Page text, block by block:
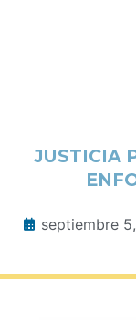
JUSTICIA
septiembre